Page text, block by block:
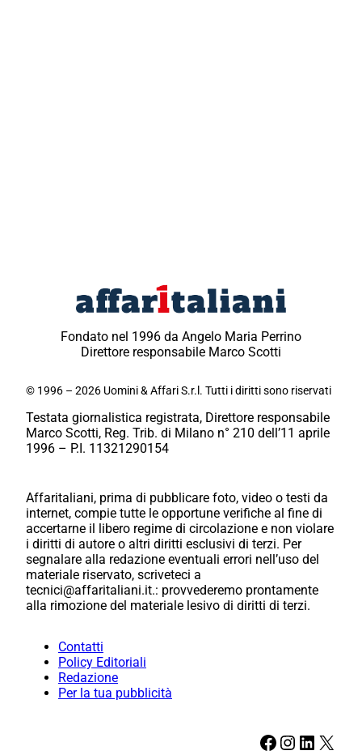
Fondato nel 1996 da Angelo Maria Perrino
Direttore responsabile Marco Scotti
© 1996 – 2026 Uomini & Affari S.r.l. Tutti i diritti sono riservati
Testata giornalistica registrata, Direttore responsabile
Marco Scotti, Reg. Trib. di Milano n° 210 dell’11 aprile
1996 – P.I. 11321290154
Affaritaliani, prima di pubblicare foto, video o testi da
internet, compie tutte le opportune verifiche al fine di
accertarne il libero regime di circolazione e non violare
i diritti di autore o altri diritti esclusivi di terzi. Per
segnalare alla redazione eventuali errori nell’uso del
materiale riservato, scriveteci a
tecnici@affaritaliani.it.: provvederemo prontamente
alla rimozione del materiale lesivo di diritti di terzi.
Contatti
Policy Editoriali
Redazione
Per la tua pubblicità
Facebook Instagram LinkedIn X